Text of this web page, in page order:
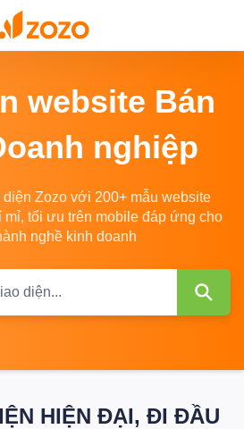
website Bán
nghiệp
diện Zozo với 200+ mẫu website
mỉ, tối ưu trên mobile đáp ứng cho
nghề kinh doanh
HIỆN ĐẠI, ĐI ĐẦU